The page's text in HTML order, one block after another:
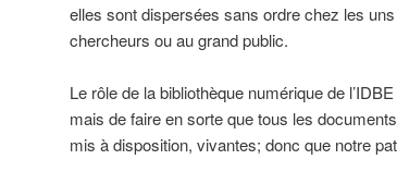
elles sont dispersées sans ordre chez les
chercheurs ou au grand public.
Le rôle de la bibliothèque numérique de
mais de faire en sorte que tous les
mis à disposition, vivantes; donc que notre